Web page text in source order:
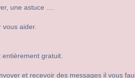
une astuce ....
aider.
gratuit.
et recevoir des messages il vous